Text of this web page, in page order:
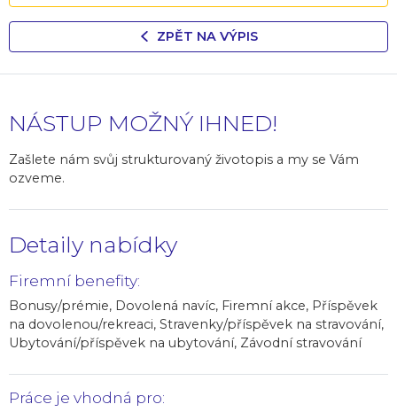
ZPĚT NA VÝPIS
NÁSTUP MOŽNÝ IHNED!
Zašlete nám svůj strukturovaný životopis a my se Vám
ozveme.
Detaily nabídky
Firemní benefity:
Bonusy/prémie, Dovolená navíc, Firemní akce, Příspěvek
na dovolenou/rekreaci, Stravenky/příspěvek na stravování,
Ubytování/příspěvek na ubytování, Závodní stravování
Práce je vhodná pro: